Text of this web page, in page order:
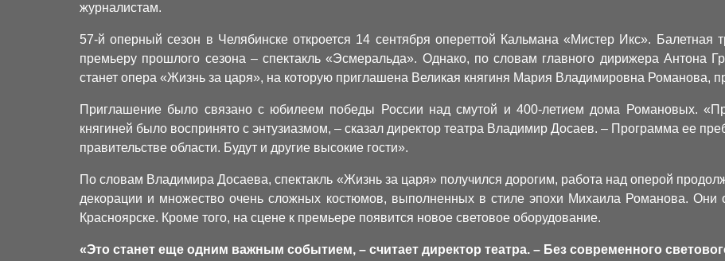
журналистам.
57-й оперный сезон в Челябинске откроется 14 сентября опереттой Кальмана «Мистер Икс». Балетная
премьеру прошлого сезона – спектакль «Эсмеральда». Однако, по словам главного дирижера Антона
станет опера «Жизнь за царя», на которую приглашена Великая княгиня Мария Владимировна
Приглашение было связано с юбилеем победы России над смутой и 400-летием дома Романовых.
княгиней было воспринято с энтузиазмом, – сказал директор театра Владимир Досаев. – Программа ее
правительстве области. Будут и другие высокие гости».
По словам Владимира Досаева, спектакль «Жизнь за царя» получился дорогим, работа над оперой
декорации и множество очень сложных костюмов, выполненных в стиле эпохи Михаила Романова. Они
Красноярске. Кроме того, на сцене к премьере появится новое световое оборудование.
«Это станет еще одним важным событием, – считает директор театра. – Без современного